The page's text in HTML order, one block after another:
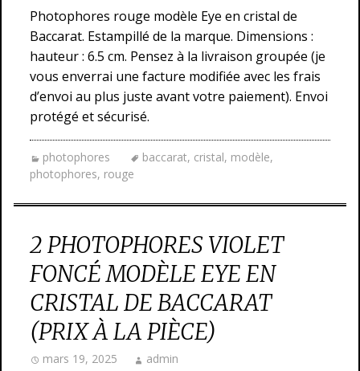
Photophores rouge modèle Eye en cristal de
Baccarat. Estampillé de la marque. Dimensions :
hauteur : 6.5 cm. Pensez à la livraison groupée (je
vous enverrai une facture modifiée avec les frais
d’envoi au plus juste avant votre paiement). Envoi
protégé et sécurisé.
photophores baccarat, cristal, modèle,
photophores, rouge
2 PHOTOPHORES VIOLET
FONCÉ MODÈLE EYE EN
CRISTAL DE BACCARAT
(PRIX À LA PIÈCE)
mars 19, 2025 admin